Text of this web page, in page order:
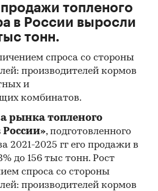
топленого
в России выросли
тонн.
спроса со стороны
производителей кормов
и
комбинатов.
рынка топленого
, подготовленного
2021-2025 гг его продажи в
до 156 тыс тонн. Рост
спроса со стороны
производителей кормов